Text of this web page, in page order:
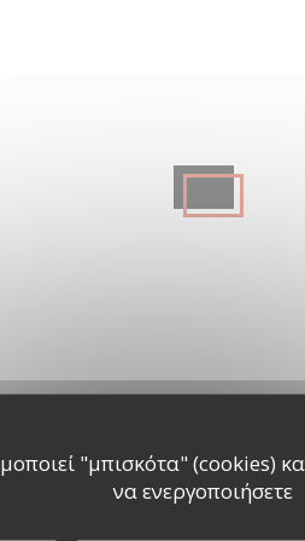
"μπισκότα" (cookies)
να ενεργοποιήσετε